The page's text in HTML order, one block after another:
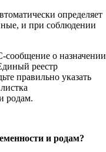
определяет
и при соблюдении
о назначении
реестр
правильно указать
родам.
и родам?